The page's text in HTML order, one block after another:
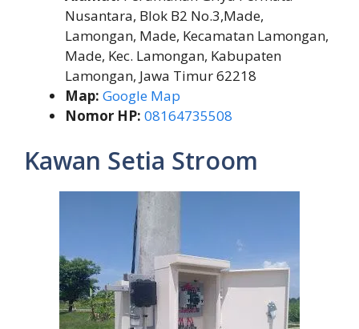
Nusantara, Blok B2 No.3,Made,
Lamongan, Made, Kecamatan Lamongan,
Made, Kec. Lamongan, Kabupaten
Lamongan, Jawa Timur 62218
Map: Google Map
Nomor HP: 08164735508
Kawan Setia Stroom